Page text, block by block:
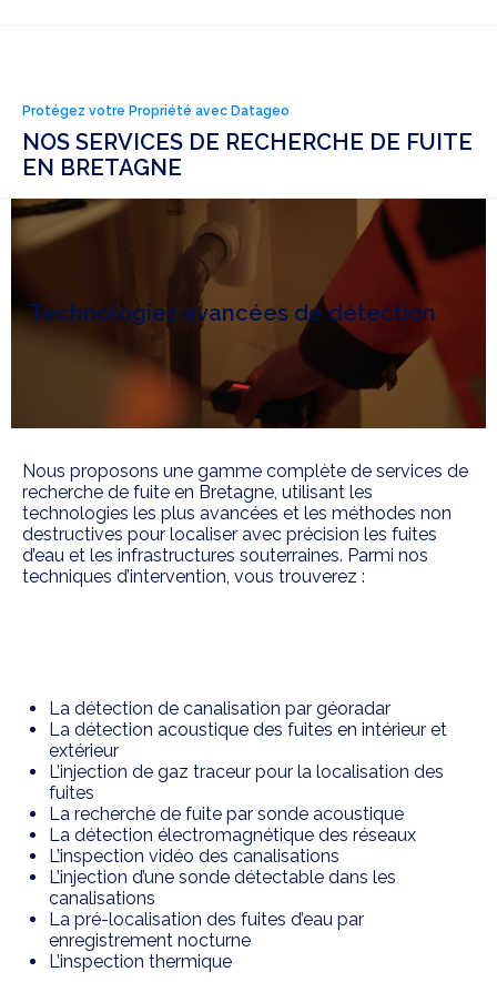
Protégez votre Propriété avec Datageo
NOS SERVICES DE RECHERCHE DE FUITE
EN BRETAGNE
Technologies avancées de détection
Nous proposons une gamme complète de services de
recherche de fuite en Bretagne, utilisant les
technologies les plus avancées et les méthodes non
destructives pour localiser avec précision les fuites
d’eau et les infrastructures souterraines. Parmi nos
techniques d’intervention, vous trouverez :
La détection de canalisation par géoradar
La détection acoustique des fuites en intérieur et
extérieur
L’injection de gaz traceur pour la localisation des
fuites
La recherche de fuite par sonde acoustique
La détection électromagnétique des réseaux
L’inspection vidéo des canalisations
L’injection d’une sonde détectable dans les
canalisations
La pré-localisation des fuites d’eau par
enregistrement nocturne
L’inspection thermique